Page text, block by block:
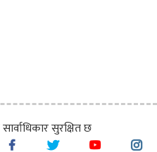
सुरक्षित छ